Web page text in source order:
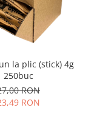
un
apa.
1kg. Un
la plic (stick) 4g
250buc
RON
RON